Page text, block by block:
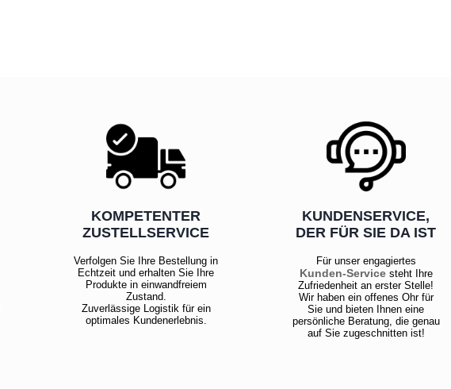
KOMPETENTER
ZUSTELLSERVICE
Verfolgen Sie Ihre Bestellung in
Echtzeit und erhalten Sie Ihre
Produkte in einwandfreiem
Zustand.
Zuverlässige Logistik für ein
optimales Kundenerlebnis.
KUNDENSERVICE,
DER FÜR SIE DA IST
Für unser engagiertes
Kunden-Servicesteht Ihre
Zufriedenheit an erster Stelle!
Wir haben ein offenes Ohr für
Sie und bieten Ihnen eine
persönliche Beratung, die genau
auf Sie zugeschnitten ist!